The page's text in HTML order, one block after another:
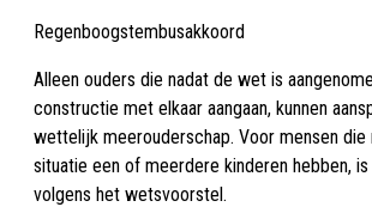
Regenboogstembusakkoord
Alleen ouders die nadat de wet is
constructie met elkaar aangaan, kunnen
wettelijk meerouderschap. Voor mensen die
situatie een of meerdere kinderen hebben,
volgens het wetsvoorstel.